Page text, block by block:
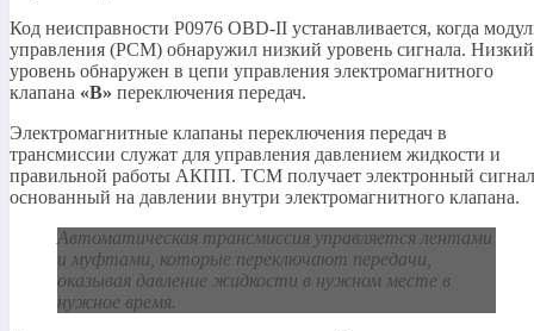
Код неисправности P0976 OBD-II устанавливается, когда
управления (PCM) обнаружил низкий уровень сигнала. Низкий
уровень обнаружен в цепи управления электромагнитного
клапана «B» переключения передач.
Электромагнитные клапаны переключения передач в
трансмиссии служат для управления давлением жидкости и
правильной работы АКПП. TCM получает электронный
основанный на давлении внутри электромагнитного клапана.
Автоматическая трансмиссия управляется лентами
и муфтами, которые переключают передачи,
оказывая давление жидкости в нужном месте в
нужное время.